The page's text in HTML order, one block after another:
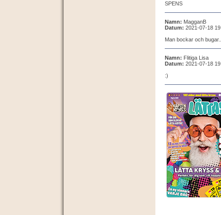
SPENS
Namn: MagganB
Datum: 2021-07-18
Man bockar och bugar..
Namn: Flitiga Lisa
Datum: 2021-07-18
:)